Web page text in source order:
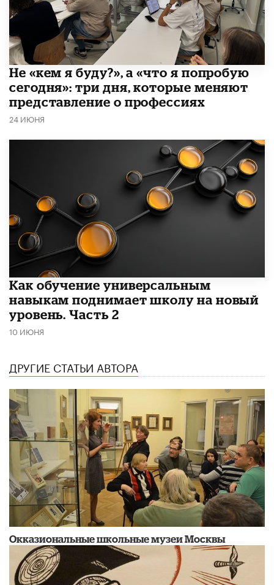
Не «кем я буду?», а «что я попробую
сегодня»: три дня, которые меняют
представление о профессиях
24 ИЮНЯ
​Как обучение универсальным
навыкам поднимает школу на новый
уровень. Часть 2
10 ИЮНЯ
ДРУГИЕ СТАТЬИ АВТОРА
​Окказиональные школьные музеи Москвы